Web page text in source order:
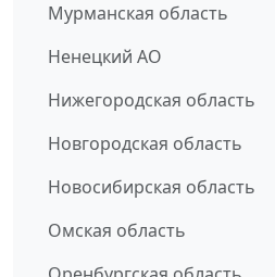
Мурманская область
Ненецкий АО
Нижегородская область
Новгородская область
Новосибирская область
Омская область